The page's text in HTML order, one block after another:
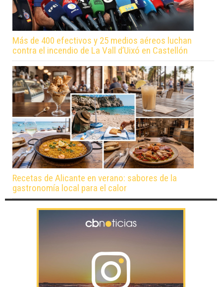
Más de 400 efectivos y 25 medios aéreos luchan
contra el incendio de La Vall d’Uixó en Castellón
Recetas de Alicante en verano: sabores de la
gastronomía local para el calor